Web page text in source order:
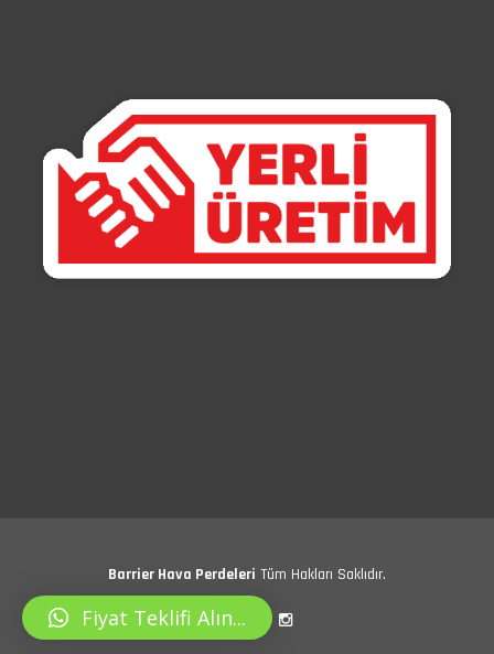
Barrier Hava Perdeleri Tüm Hakları Saklıdır.
Fiyat Teklifi Alın...